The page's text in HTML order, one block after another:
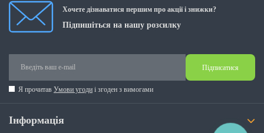
Хочете дізнаватися першим про акції і знижки?
Підпишіться на нашу розсилку
Підписатися
Я прочитав Умови угоди і згоден з вимогами
Інформація